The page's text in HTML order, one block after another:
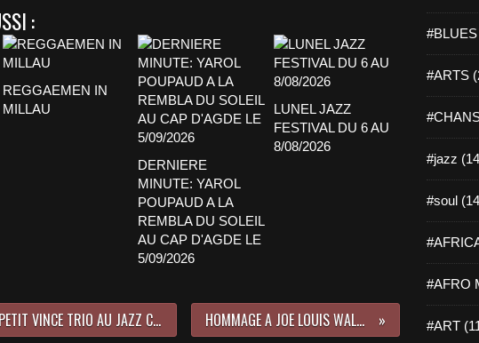
:
REGGAEMEN IN
MILLAU
DERNIERE
MINUTE: YAROL
POUPAUD A LA
REMBLA DU SOLEIL
AU CAP D'AGDE LE
5/09/2026
LUNEL JAZZ
FESTIVAL DU 6 AU
8/08/2026
DERNIERE MINUTE: PETIT VINCE TRIO AU JAZZ CORNER CAFE A SOMMIERES LE 9/05/2025 HOMMAGE A JOE LOUIS WALKER DECEDE LE 30/04/2025
#ARTS
#jazz
#soul
#AFRO
#ART